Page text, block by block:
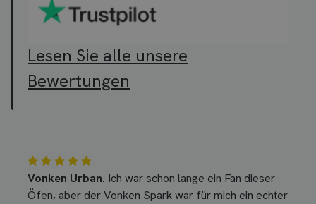
Lesen Sie alle unsere
Bewertungen
Vonken Urban. Ich war schon lange ein Fan dieser
Öfen, aber der Vonken Spark war für mich ein echter